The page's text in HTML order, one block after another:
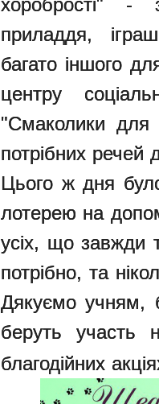
хоробрості" -
приладдя,
багато іншого
центру
"Смаколики
потрібних речей
Цього ж дня
лотерею на
усіх, що завжди
потрібно, та
Дякуємо учням,
беруть
благодійних